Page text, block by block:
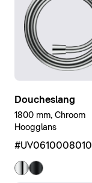
Doucheslang
1800 mm, Chroom
Hoogglans
#UV0610008010